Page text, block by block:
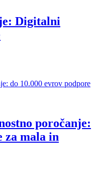
Digitalni
do 10.000 evrov podpore
poročanje:
za mala in